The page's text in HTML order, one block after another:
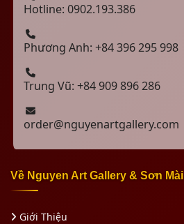
Hotline: 0902.193.386
Phương Anh: +84 396 295 998
Trung Vũ: +84 909 896 286
order@nguyenartgallery.com
Về Nguyen Art Gallery & Sơn Mài
Giới Thiệu